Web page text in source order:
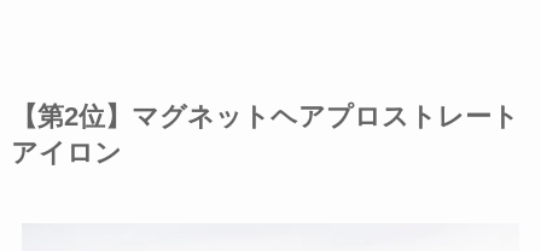
【第2位】マグネットヘアプロストレート
アイロン